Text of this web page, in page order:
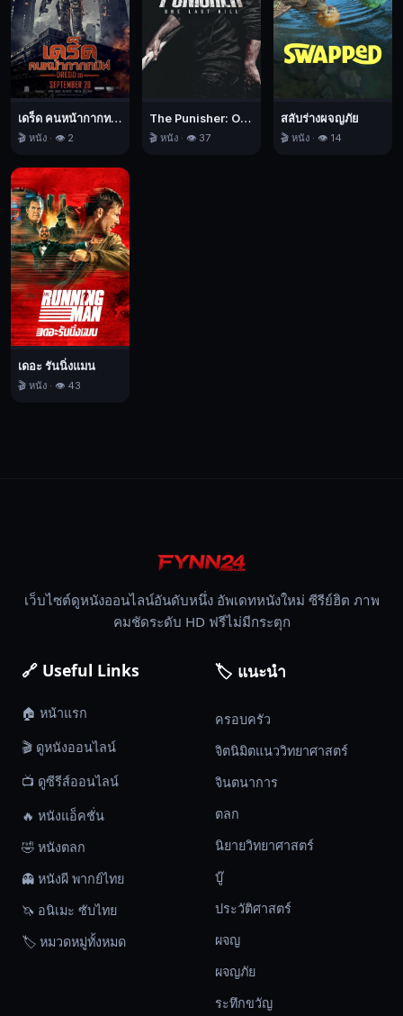
ภาพ
วาด
เพียง
ภาพ
เดียว
Afterburn,
ขุมทรัพย์
แดน
แดด
เดือด,
บู๊,
นิยาย
วิทยาศาสตร์,
ตลก,
2025
เดร็ด คนหน้ากากทมิฬ
🎬 หนัง · 👁️ 2
The Punisher: One Last Kill เดอะ พันนิชเชอร์: ฆ่าทิ้งทวน
🎬 หนัง · 👁️ 37
สลับร่างผจญภัย
🎬 หนัง · 👁️ 14
เดอะ รันนิ่งแมน
🎬 หนัง · 👁️ 43
เว็บไซต์ดูหนังออนไลน์อันดับหนึ่ง อัพเดทหนังใหม่ ซีรีย์ฮิต ภาพ
คมชัดระดับ HD ฟรีไม่มีกระตุก
🔗 Useful Links
🏠 หน้าแรก
🎬 ดูหนังออนไลน์
📺 ดูซีรีส์ออนไลน์
🔥 หนังแอ็คชั่น
🤣 หนังตลก
👻 หนังผี พากย์ไทย
🦄 อนิเมะ ซับไทย
🏷️ หมวดหมู่ทั้งหมด
🏷️ แนะนำ
ครอบครัว
จิตนิมิตแนววิทยาศาสตร์
จินตนาการ
ตลก
นิยายวิทยาศาสตร์
บู๊
ประวัติศาสตร์
ผจญ
ผจญภัย
ระทึกขวัญ